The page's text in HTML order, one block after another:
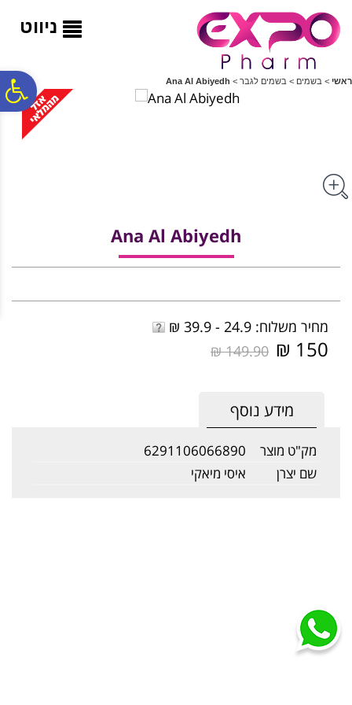
ניווט
ראשי > בשמים > בשמים לגבר >
Ana Al Abiyedh
Ana Al Abiyedh
מחיר משלוח: 24.9 - 39.9 ₪
150 ₪
149.90 ₪
מידע נוסף
מק"ט מוצר
6291106066890
שם יצרן
איסי מיאקי